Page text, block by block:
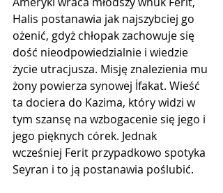
Halis postanawia jak najszybciej go
ożenić, gdyż chłopak zachowuje się
dość nieodpowiedzialnie i wiedzie
życie utracjusza. Misję znalezienia mu
żony powierza synowej İfakat. Wieść
ta dociera do Kazima, który widzi w
tym szansę na wzbogacenie się jego i
jego pięknych córek. Jednak
wcześniej Ferit przypadkowo spotyka
Seyran i to ją postanawia poślubić.